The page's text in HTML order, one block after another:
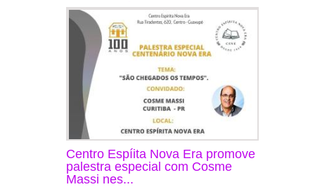
Centro Espíita Nova Era promove
palestra especial com Cosme
Massi nes...